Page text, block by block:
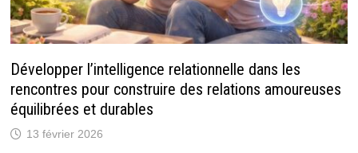
Développer l’intelligence relationnelle dans les
rencontres pour construire des relations amoureuses
équilibrées et durables
13 février 2026